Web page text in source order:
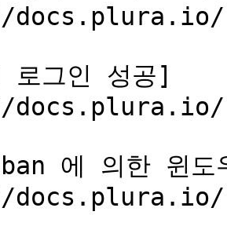
그인 성공]
에 의한 윈도